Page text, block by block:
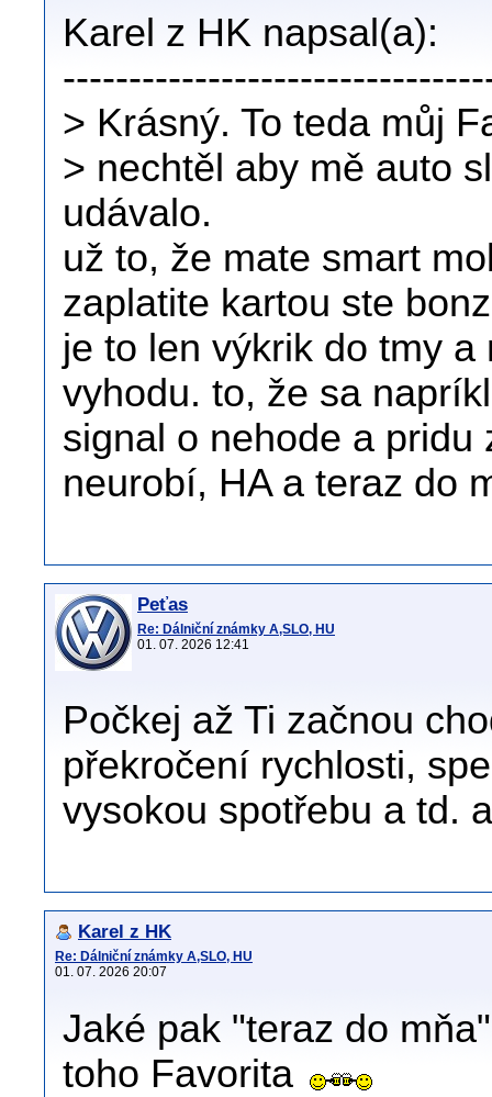
Karel z HK napsal(a):
> Krásný. To teda můj
> nechtěl aby mě auto
udávalo.
už to, že mate smart
zaplatite kartou ste
je to len výkrik do tmy
vyhodu. to, že sa
signal o nehode a pridu
neurobí, HA a teraz do
Peťas
Re: Dálniční známky A,SLO, HU
01. 07. 2026 12:41
Počkej až Ti začnou
překročení rychlosti,
vysokou spotřebu a td.
Karel z HK
Re: Dálniční známky A,SLO, HU
01. 07. 2026 20:07
Jaké pak "teraz do
toho Favorita